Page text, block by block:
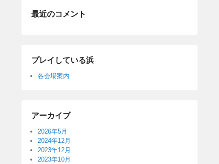
最近のコメント
プレイしている浜
各会場案内
アーカイブ
2026年5月
2024年12月
2023年12月
2023年10月